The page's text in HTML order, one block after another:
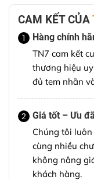
CAM KẾT CỦA
1
Hàng chính
TN7 cam kết
thương hiệu
đủ tem nhãn
2
Giá tốt – Ưu
Chúng tôi
cùng nhiều
không nâng
khách hàng.